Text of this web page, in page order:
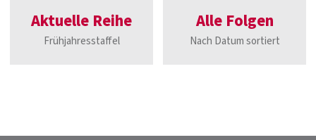
Aktuelle Reihe
Frühjahresstaffel
Alle Folgen
Nach Datum sortiert